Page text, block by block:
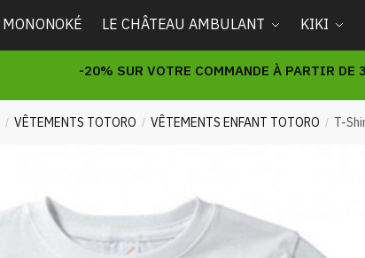
MONONOKÉ LE CHÂTEAU AMBULANT KIKI
-20% SUR VOTRE COMMANDE À PARTIR DE
/ VÊTEMENTS TOTORO / VÊTEMENTS ENFANT TOTORO / T-